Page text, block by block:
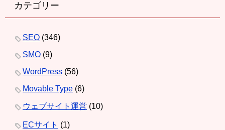
カテゴリー
SEO (346)
SMO (9)
WordPress (56)
Movable Type (6)
ウェブサイト運営 (10)
ECサイト (1)